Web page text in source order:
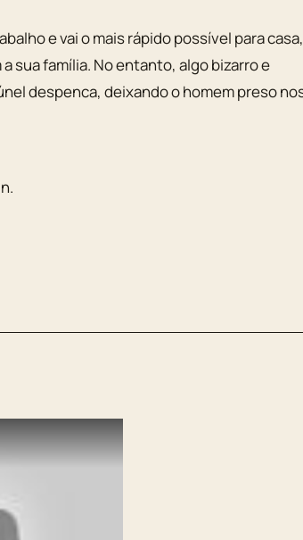
e vai o mais rápido possível para
sua família. No entanto, algo bizarro e
despenca, deixando o homem preso
.